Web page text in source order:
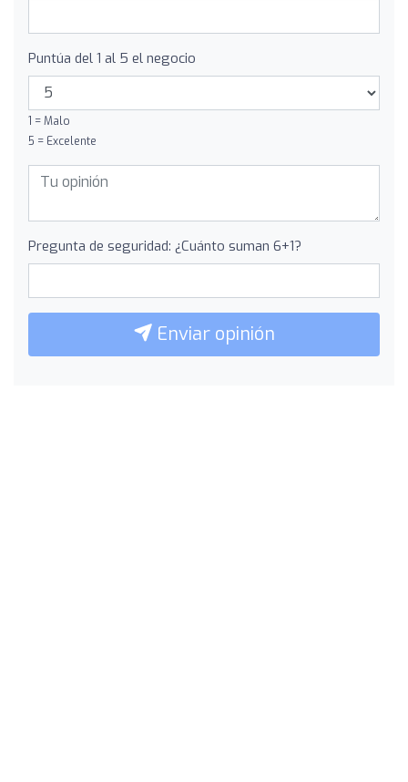
Puntúa del 1 al 5 el negocio
1 = Malo
5 = Excelente
Pregunta de seguridad: ¿Cuánto suman 6+1?
Enviar opinión